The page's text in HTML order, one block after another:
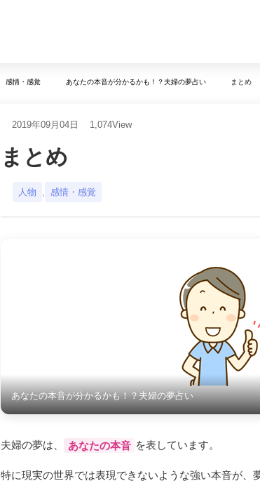
感情・感覚 あなたの本音が分かるかも！？夫婦の夢占い まとめ
2019年09月04日 1,074View
まとめ
人物 , 感情・感覚
あなたの本音が分かるかも！？夫婦の夢占い
夫婦の夢は、 あなたの本音 を表しています。
特に現実の世界では表現できないような強い本音が、